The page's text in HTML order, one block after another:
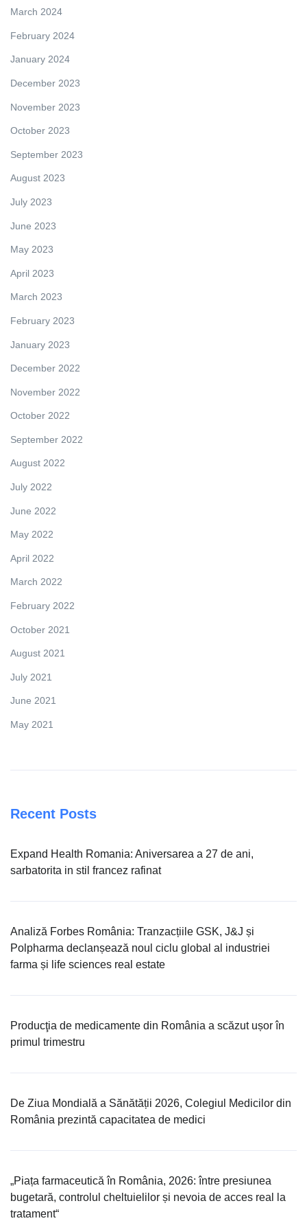
March 2024
February 2024
January 2024
December 2023
November 2023
October 2023
September 2023
August 2023
July 2023
June 2023
May 2023
April 2023
March 2023
February 2023
January 2023
December 2022
November 2022
October 2022
September 2022
August 2022
July 2022
June 2022
May 2022
April 2022
March 2022
February 2022
October 2021
August 2021
July 2021
June 2021
May 2021
Recent Posts
Expand Health Romania: Aniversarea a 27 de ani,
sarbatorita in stil francez rafinat
Analiză Forbes România: Tranzacțiile GSK, J&J și
Polpharma declanșează noul ciclu global al industriei
farma și life sciences real estate
Producţia de medicamente din România a scăzut ușor în
primul trimestru
De Ziua Mondială a Sănătății 2026, Colegiul Medicilor din
România prezintă capacitatea de medici
„Piața farmaceutică în România, 2026: între presiunea
bugetară, controlul cheltuielilor și nevoia de acces real la
tratament“